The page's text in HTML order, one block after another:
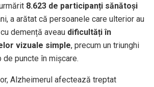
8.623 de participanți sănătoși
a arătat că persoanele care ulterior au
demență aveau dificultăți în
vizuale simple, precum un triunghi
de puncte în mișcare.
Alzheimerul afectează treptat